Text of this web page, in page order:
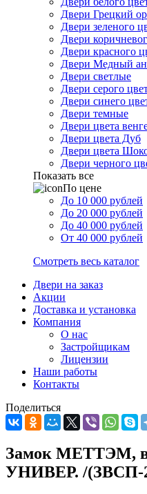
Двери Грецкий
Двери зеленого
Двери
Двери красного
Двери Медный
Двери светлые
Двери серого
Двери синего
Двери темные
Двери цвета
Двери цвета Дуб
Двери цвета
Двери черного
Показать все
По цене
До 10 000 рублей
До 20 000 рублей
До 40 000 рублей
От 40 000 рублей
Смотреть весь каталог
Двери на заказ
Акции
Доставка и установка
Компания
О нас
Застройщикам
Лицензии
Наши работы
Контакты
Поделиться
Замок МЕТТЭМ,
УНИВЕР. /(ЗВСП-